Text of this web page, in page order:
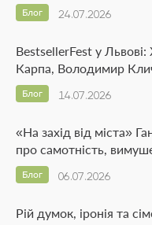
24.07.2026
Блог
BestsellerFest у
Карпа, Володимир
14.07.2026
Блог
«На захід від міста»
про самотність,
06.07.2026
Блог
Рій думок, іронія та